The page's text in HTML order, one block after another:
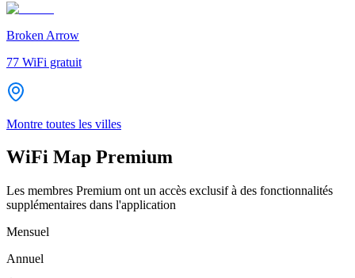
Broken Arrow
77 WiFi gratuit
Montre toutes les villes
WiFi Map Premium
Les membres Premium ont un accès exclusif à des fonctionnalités
supplémentaires dans l'application
Mensuel
Annuel